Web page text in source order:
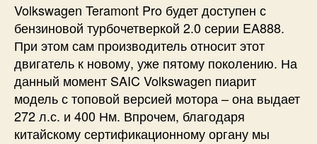
Volkswagen Teramont Pro будет доступен с
бензиновой турбочетверкой 2.0 серии EA888.
При этом сам производитель относит этот
двигатель к новому, уже пятому поколению. На
данный момент SAIC Volkswagen пиарит
модель с топовой версией мотора – она выдает
272 л.с. и 400 Нм. Впрочем, благодаря
китайскому сертификационному органу мы